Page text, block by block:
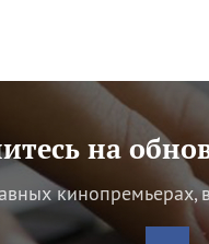
на
кинопремьерах,